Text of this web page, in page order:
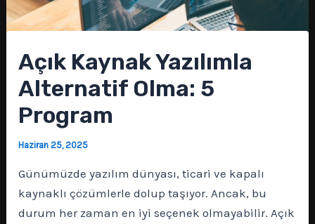
Açık Kaynak Yazılımla
Alternatif Olma: 5
Program
Haziran 25, 2025
Günümüzde yazılım dünyası, ticari ve kapalı
kaynaklı çözümlerle dolup taşıyor. Ancak, bu
durum her zaman en iyi seçenek olmayabilir. Açık